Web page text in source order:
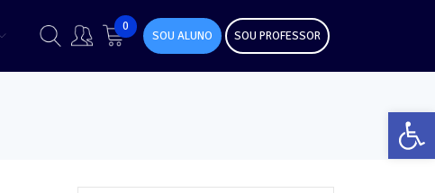
0
SOU ALUNO SOU PROFESSOR